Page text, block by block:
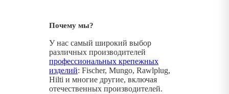
Почему мы?
У нас самый широкий выбор
различных производителей
профессиональных крепежных
изделий: Fischer, Mungo, Rawlplug,
Hilti и многие другие, включая
отечественных производителей.